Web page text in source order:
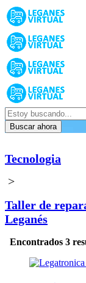
Buscar ahora
Tecnologia
>
Taller de
Leganés
Encontrados 3